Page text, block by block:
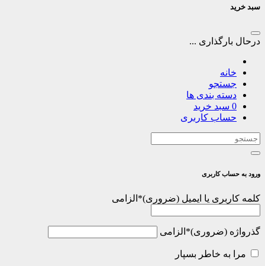
سبد خرید
درحال بارگذاری ...
خانه
جستجو
دسته بندی ها
0 سبد خرید
حساب کاربری
ورود به حساب کاربری
کلمه کاربری یا ایمیل * الزامی
گذرواژه * الزامی
مرا به خاطر بسپار